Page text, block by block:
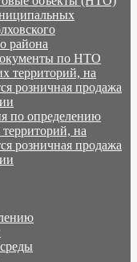
района
по НТО
территорий, на
розничная продажа
по определению
на
розничная продажа